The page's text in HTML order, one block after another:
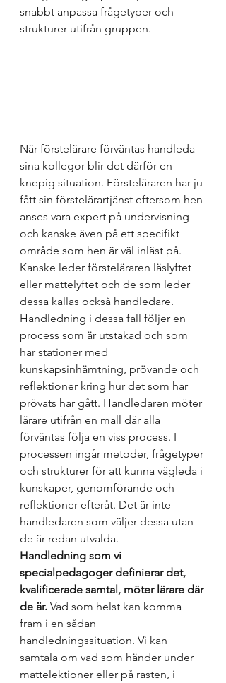
snabbt anpassa frågetyper och
strukturer utifrån gruppen.
När förstelärare förväntas handleda
sina kollegor blir det därför en
knepig situation. Försteläraren har ju
fått sin förstelärartjänst eftersom hen
anses vara expert på undervisning
och kanske även på ett specifikt
område som hen är väl inläst på.
Kanske leder försteläraren läslyftet
eller mattelyftet och de som leder
dessa kallas också handledare.
Handledning i dessa fall följer en
process som är utstakad och som
har stationer med
kunskapsinhämtning, prövande och
reflektioner kring hur det som har
prövats har gått. Handledaren möter
lärare utifrån en mall där alla
förväntas följa en viss process. I
processen ingår metoder, frågetyper
och strukturer för att kunna vägleda i
kunskaper, genomförande och
reflektioner efteråt. Det är inte
handledaren som väljer dessa utan
de är redan utvalda.
Handledning som vi
specialpedagoger definierar det,
kvalificerade samtal, möter lärare där
de är. Vad som helst kan komma
fram i en sådan
handledningssituation. Vi kan
samtala om vad som händer under
mattelektioner eller på rasten, i